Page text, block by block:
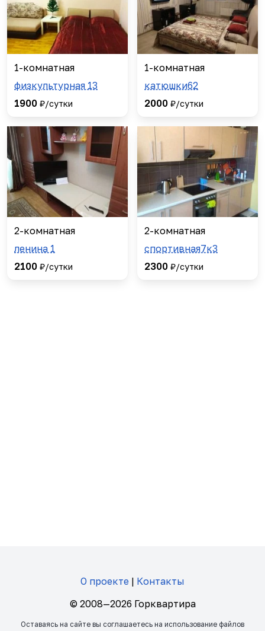
1-комнатная
физкультурная 13
1900 ₽/сутки
1-комнатная
катюшки62
2000 ₽/сутки
2-комнатная
ленина 1
2100 ₽/сутки
2-комнатная
спортивная7к3
2300 ₽/сутки
О проекте | Контакты
© 2008—2026 Горквартира
Оставаясь на сайте вы соглашаетесь на использование файлов